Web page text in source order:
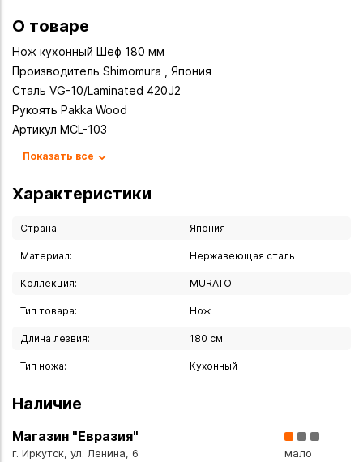
О товаре
Нож кухонный Шеф 180 мм
Производитель Shimomura , Япония
Сталь VG-10/Laminated 420J2
Рукоять Pakka Wood
Артикул MCL-103
Длина ножа (мм) 310
Угол заточки (гр.) 15
Твердость, HRC 60-61
Вы можете купить Нож кухонный Шеф "Murato Classic" 180
мм в указанных ниже магазинах в Иркутске и в Ангарске, а
курьером по Иркутску или транспортной компанией по
всей России.
Показать все
Характеристики
Страна: Япония
Материал: Нержавеющая сталь
Коллекция: MURATO
Тип товара: Нож
Длина лезвия: 180 см
Тип ножа: Кухонный
Наличие
Магазин "Евразия"
г. Иркутск, ул. Ленина, 6
мало